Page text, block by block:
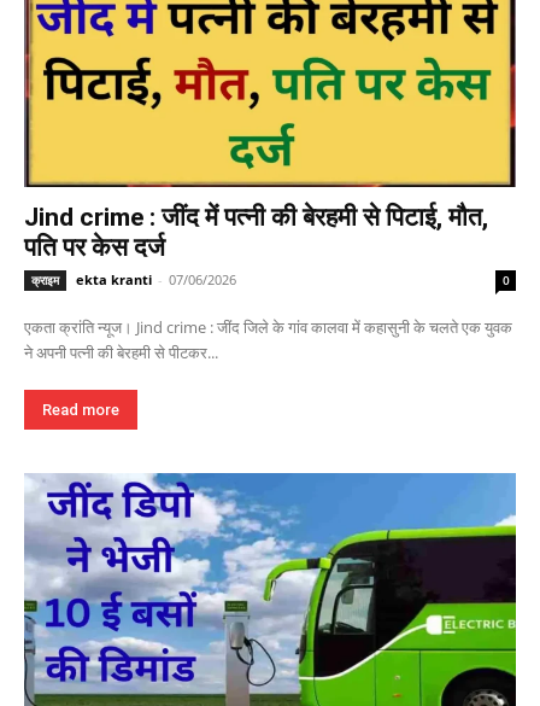
Jind crime : जींद में पत्नी की बेरहमी से पिटाई, मौत,
पति पर केस दर्ज
क्राइम ekta kranti - 07/06/2026 0
एकता क्रांति न्यूज। Jind crime : जींद जिले के गांव कालवा में कहासुनी के चलते एक युवक
ने अपनी पत्नी की बेरहमी से पीटकर...
Read more